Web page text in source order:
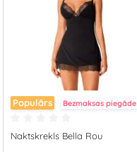
Populārs Bezmaksas piegāde
Naktskrekls Bella Rou